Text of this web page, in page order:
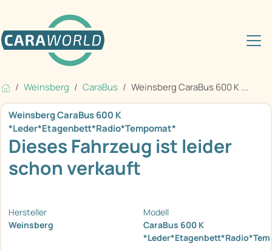
Weinsberg CaraBus Weinsberg CaraBus 600 K ...
Weinsberg CaraBus 600 K
*Leder*Etagenbett*Radio*Tempomat*
Dieses Fahrzeug ist leider
schon verkauft
Hersteller
Weinsberg
Modell
CaraBus 600 K